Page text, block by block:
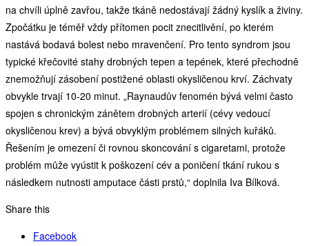
na chvíli úplně zavřou, takže tkáně nedostávají žádný kyslík a živiny.
Zpočátku je téměř vždy přítomen pocit znecitlivění, po kterém
nastává bodavá bolest nebo mravenčení. Pro tento syndrom jsou
typické křečovité stahy drobných tepen a tepének, které přechodně
znemožňují zásobení postižené oblasti okysličenou krví. Záchvaty
obvykle trvají 10-20 minut. „Raynaudův fenomén bývá velmi často
spojen s chronickým zánětem drobných arterií (cévy vedoucí
okysličenou krev) a bývá obvyklým problémem silných kuřáků.
Řešením je omezení či rovnou skoncování s cigaretami, protože
problém může vyústit k poškození cév a poničení tkání rukou s
následkem nutnosti amputace části prstů,“ doplnila Iva Bílková.
Share this
Facebook